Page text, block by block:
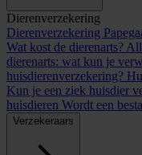
Dierenverzekering
Dierenverzekering
Wat kost de dierenarts?
dierenarts: wat kun je
huisdierenverzekering?
Kun je een ziek huisdier
huisdieren Wordt een
Verzekeraars